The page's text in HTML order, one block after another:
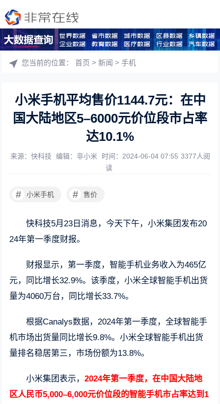
您当前的位置：首页 >新闻 >手机
小米手机平均售价1144.7元：在中
国大陆地区5–6000元价位段市占率
达10.1%
来源：快科技 编辑：非小米 时间：2024-06-04 07:55 3377人阅
读
# 小米手机 # 售价
快科技5月23日消息，今天下午，小米集团发布20
24年第一季度财报。
财报显示，第一季度，智能手机业务收入为465亿
元，同比增长32.9%。该季度，小米全球智能手机出货
量为4060万台，同比增长33.7%。
根据Canalys数据，2024年第一季度，全球智能手
机市场出货量同比增长9.8%。小米全球智能手机出货
量排名稳居第三，市场份额为13.8%。
小米集团表示，2024年第一季度，在中国大陆地
区人民币5,000–6,000元价位段的智能手机市占率达到1